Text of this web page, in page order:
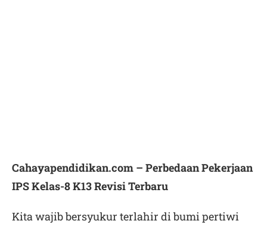
Cahayapendidikan.com – Perbedaan Pekerjaan
IPS Kelas-8 K13 Revisi Terbaru
Kita wajib bersyukur terlahir di bumi pertiwi